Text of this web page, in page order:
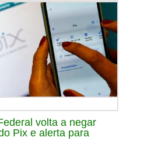
volta a negar
Pix e alerta para